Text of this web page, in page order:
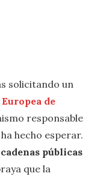
solicitando un
de
responsable
hecho esperar.
cadenas públicas
que la